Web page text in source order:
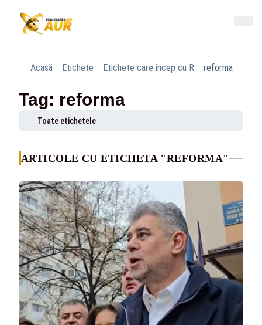
Acasă Etichete Etichete care încep cu R reforma
Tag: reforma
Toate etichetele
ARTICOLE CU ETICHETA "REFORMA"